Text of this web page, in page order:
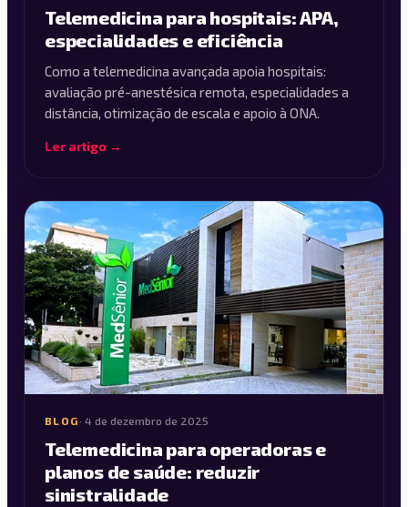
Telemedicina para hospitais: APA,
especialidades e eficiência
Como a telemedicina avançada apoia hospitais:
avaliação pré-anestésica remota, especialidades a
distância, otimização de escala e apoio à ONA.
Ler artigo →
BLOG · 4 de dezembro de 2025
Telemedicina para operadoras e
planos de saúde: reduzir
sinistralidade